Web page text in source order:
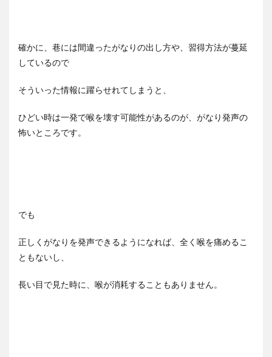
確かに、巷には間違ったがなりの出し方や、習得方法が蔓延
しているので
そういった情報に躍らせれてしまうと、
ひどい時は一発で喉を壊す可能性があるのが、がなり発声の
怖いところです。
でも
正しくがなりを発声できるようになれば、全く喉を痛めるこ
ともないし、
長い目で見た時に、喉が消耗することもありません。